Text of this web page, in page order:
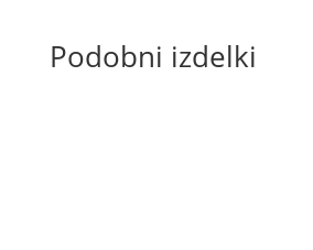
Podobni izdelki